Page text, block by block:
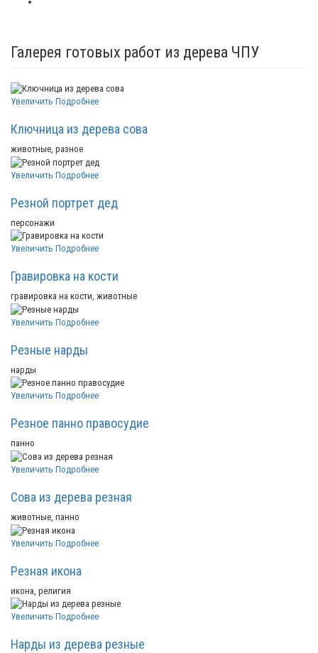
Галерея готовых работ из дерева ЧПУ
Увеличить Подробнее
Ключница из дерева сова
животные, разное
Увеличить Подробнее
Резной портрет дед
персонажи
Увеличить Подробнее
Гравировка на кости
гравировка на кости, животные
Увеличить Подробнее
Резные нарды
нарды
Увеличить Подробнее
Резное панно правосудие
панно
Увеличить Подробнее
Сова из дерева резная
животные, панно
Увеличить Подробнее
Резная икона
икона, религия
Увеличить Подробнее
Нарды из дерева резные